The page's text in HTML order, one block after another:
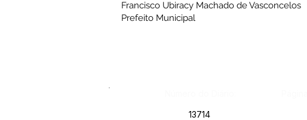
Francisco Ubiracy Machado de Vasconcelos
Prefeito Municipal
13714